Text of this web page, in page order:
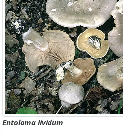
Entoloma lividum